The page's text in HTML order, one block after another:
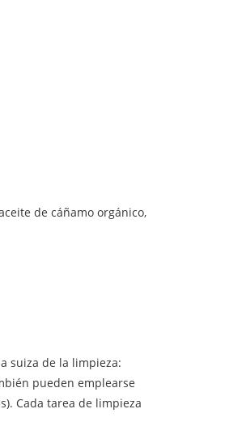
de cáñamo orgánico,
suiza de la limpieza:
pueden emplearse
Cada tarea de limpieza